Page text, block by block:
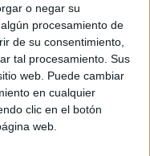
o negar su
procesamiento de
de su consentimiento,
tal procesamiento. Sus
web. Puede cambiar
en cualquier
clic en el botón
web.
Play